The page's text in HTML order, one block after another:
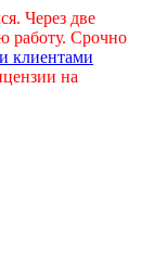
Через две
работу. Срочно
клиентами
на